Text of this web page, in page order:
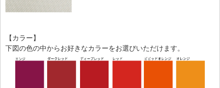
【カラー】
下図の色の中からお好きなカラーをお選びいただけます。